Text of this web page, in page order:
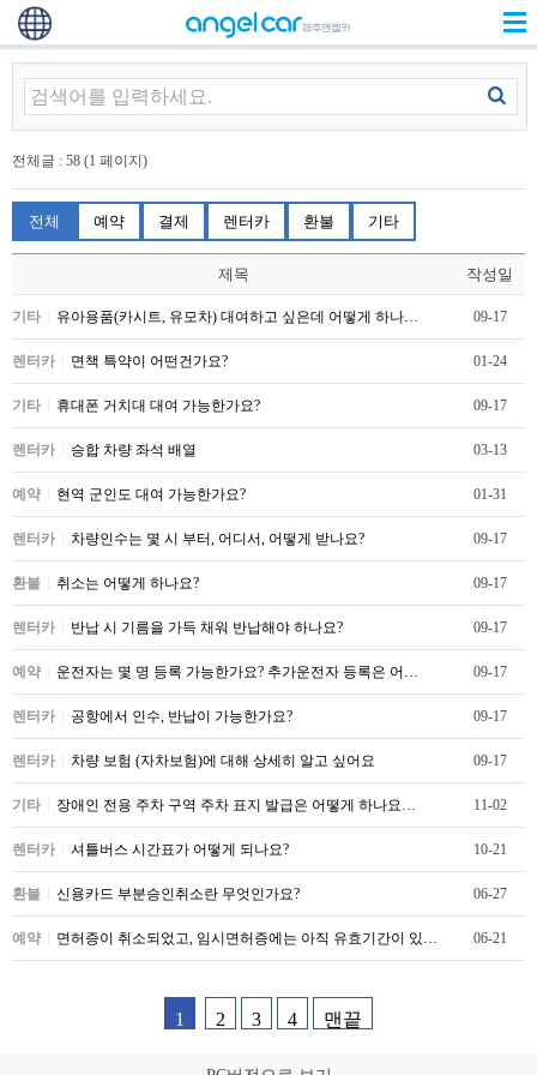
전체글 : 58 (1 페이지)
전체 예약 결제 렌터카 환불 기타
제목 작성일
기타 유아용품(카시트, 유모차) 대여하고 싶은데 어떻게 하나… 09-17
렌터카 면책 특약이 어떤건가요? 01-24
기타 휴대폰 거치대 대여 가능한가요? 09-17
렌터카 승합 차량 좌석 배열 03-13
예약 현역 군인도 대여 가능한가요? 01-31
렌터카 차량인수는 몇 시 부터, 어디서, 어떻게 받나요? 09-17
환불 취소는 어떻게 하나요? 09-17
렌터카 반납 시 기름을 가득 채워 반납해야 하나요? 09-17
예약 운전자는 몇 명 등록 가능한가요? 추가운전자 등록은 어… 09-17
렌터카 공항에서 인수, 반납이 가능한가요? 09-17
렌터카 차량 보험 (자차보험)에 대해 상세히 알고 싶어요 09-17
기타 장애인 전용 주차 구역 주차 표지 발급은 어떻게 하나요… 11-02
렌터카 셔틀버스 시간표가 어떻게 되나요? 10-21
환불 신용카드 부분승인취소란 무엇인가요? 06-27
예약 면허증이 취소되었고, 임시면허증에는 아직 유효기간이 있… 06-21
1 2 3 4 맨끝